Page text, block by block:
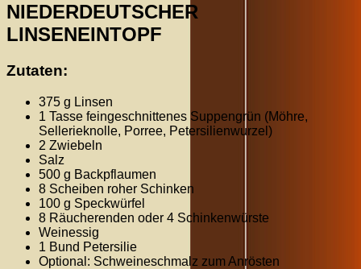
NIEDERDEUTSCHER
LINSENEINTOPF
Zutaten:
375 g Linsen
1 Tasse feingeschnittenes Suppengrün (Möhre,
Sellerieknolle, Porree, Petersilienwurzel)
2 Zwiebeln
Salz
500 g Backpflaumen
8 Scheiben roher Schinken
100 g Speckwürfel
8 Räucherenden oder 4 Schinkenwürste
Weinessig
1 Bund Petersilie
Optional: Schweineschmalz zum Anrösten